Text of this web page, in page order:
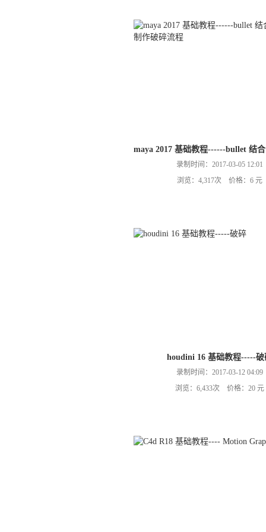
maya 2017 基础教程------bullet 结
录制时间：2017-03-05 12:01
浏览：4,317次 价格：6 元
houdini 16 基础教程-----破
录制时间：2017-03-12 04:09
浏览：6,433次 价格：20 元